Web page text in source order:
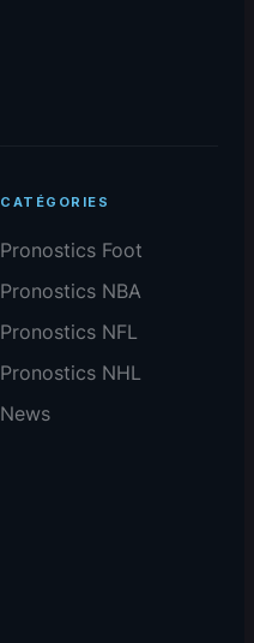
CATÉGORIES
Pronostics Foot
Pronostics NBA
Pronostics NFL
Pronostics NHL
News